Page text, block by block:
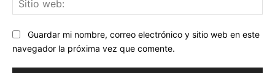
Guardar mi nombre, correo electrónico y sitio web en este
navegador la próxima vez que comente.